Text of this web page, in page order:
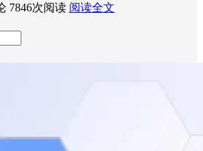
7846次阅读 阅读全文